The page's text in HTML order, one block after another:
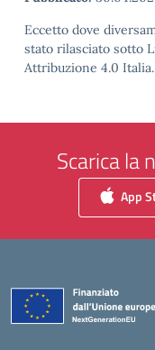
Eccetto dove
stato rilasciato sotto
Attribuzione 4.0 Italia.
Scarica la
App